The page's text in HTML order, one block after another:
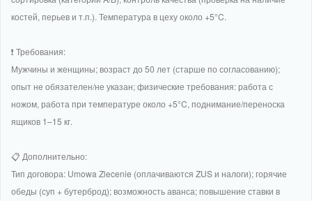
костей, перьев и т.п.). Температура в цеху около +5°C.
❗️ Требования:
Мужчины и женщины; возраст до 50 лет (старше по согласованию);
опыт не обязателен/не указан; физические требования: работа с
ножом, работа при температуре около +5°C, поднимание/переноска
ящиков 1–15 кг.
📋 Дополнительно:
Тип договора: Umowa Zlecenie (оплачиваются ZUS и налоги); горячие
обеды (суп + бутерброд); возможность аванса; повышение ставки в